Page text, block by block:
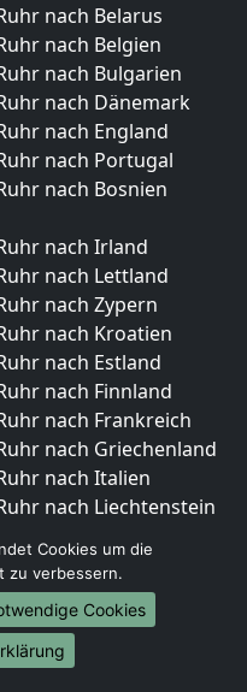
nach Belarus
nach Belgien
nach Bulgarien
nach Dänemark
nach England
nach Portugal
nach Bosnien
nach Irland
nach Lettland
nach Zypern
nach Kroatien
nach Estland
nach Finnland
nach Frankreich
nach Griechenland
nach Italien
nach Liechtenstein
nach Niederlande
nach Norwegen
Cookies um die
zu verbessern.
Cookies